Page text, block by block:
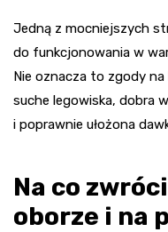
Jedną z mocniejszych
do funkcjonowania w
Nie oznacza to zgody
suche legowiska, dobra
i poprawnie ułożona
Na co
oborze i na